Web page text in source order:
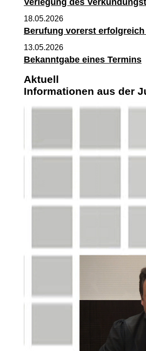
26. Nov. 2026, 10:00 Uhr
Doppelhaushälfte
Am Rehwinkel 29 b, 00000
455.000,00 €
Heute, 05:08 Uhr
18.05.2026
Berufung vorerst
13.05.2026
Bekanntgabe eines Termins
Aktuell
Informationen aus der